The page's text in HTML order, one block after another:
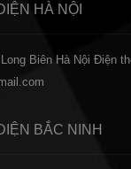
HÀ NỘI
Biên Hà Nội Điện
BẮC NINH